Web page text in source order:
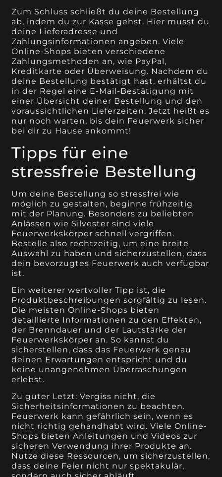
Zum Schluss schließt du deine Bestellung
ab, indem du zur Kasse gehst. Hier musst du
deine Lieferadresse und
Zahlungsinformationen angeben. Viele
Online-Shops bieten verschiedene
Zahlungsmethoden an, wie PayPal,
Kreditkarte oder Überweisung. Nachdem du
deine Bestellung bestätigt hast, erhältst du
in der Regel eine E-Mail-Bestätigung mit
einer Übersicht deiner Bestellung und den
voraussichtlichen Lieferzeiten. Jetzt heißt es
nur noch warten, bis dein Feuerwerk sicher
bei dir zu Hause ankommt!
Tipps für eine
stressfreie Bestellung
Um deine Bestellung so stressfrei wie
möglich zu gestalten, beginne frühzeitig
mit der Planung. Besonders zu beliebten
Anlässen wie Silvester sind viele
Feuerwerkskörper schnell vergriffen.
Bestelle also rechtzeitig, um eine breite
Auswahl zu haben und sicherzustellen, dass
dein bevorzugtes Feuerwerk auch verfügbar
ist.
Ein weiterer wertvoller Tipp ist, die
Produktbeschreibungen sorgfältig zu lesen.
Die meisten Online-Shops bieten
detaillierte Informationen zu den Effekten,
der Brenndauer und der Lautstärke der
Feuerwerkskörper an. So kannst du
sicherstellen, dass das Feuerwerk genau
deinen Erwartungen entspricht und du
keine unangenehmen Überraschungen
erlebst.
Zu guter Letzt: Vergiss nicht, die
Sicherheitsinformationen zu beachten.
Feuerwerk kann gefährlich sein, wenn es
nicht richtig gehandhabt wird. Viele Online-
Shops bieten Anleitungen und Videos zur
sicheren Verwendung ihrer Produkte an.
Nutze diese Ressourcen, um sicherzustellen,
dass deine Feier nicht nur spektakulär,